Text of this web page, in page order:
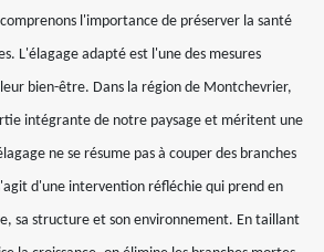
l'importance de préserver la santé
L'élagage adapté est l'une des mesures
bien-être. Dans la région de Montchevrier,
intégrante de notre paysage et méritent une
ne se résume pas à couper des branches
d'une intervention réfléchie qui prend en
sa structure et son environnement. En taillant